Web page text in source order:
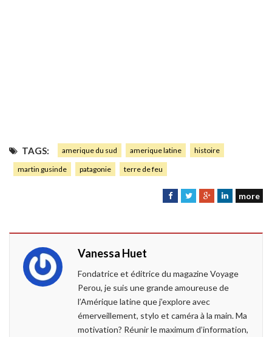
TAGS: amerique du sud amerique latine histoire
martin gusinde patagonie terre de feu
F
o
k
T
r
G
+
L
I
n
more
Vanessa Huet
Fondatrice et éditrice du magazine Voyage
Perou, je suis une grande amoureuse de
l’Amérique latine que j’explore avec
émerveillement, stylo et caméra à la main. Ma
motivation? Réunir le maximum d’information,